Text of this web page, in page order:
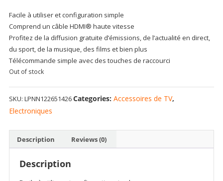
Facile à utiliser et configuration simple
Comprend un câble HDMI® haute vitesse
Profitez de la diffusion gratuite d’émissions, de l’actualité en direct,
du sport, de la musique, des films et bien plus
Télécommande simple avec des touches de raccourci
Out of stock
SKU: LPNN122651426Categories: Accessoires de TV,
Electroniques
Description Reviews (0)
Description